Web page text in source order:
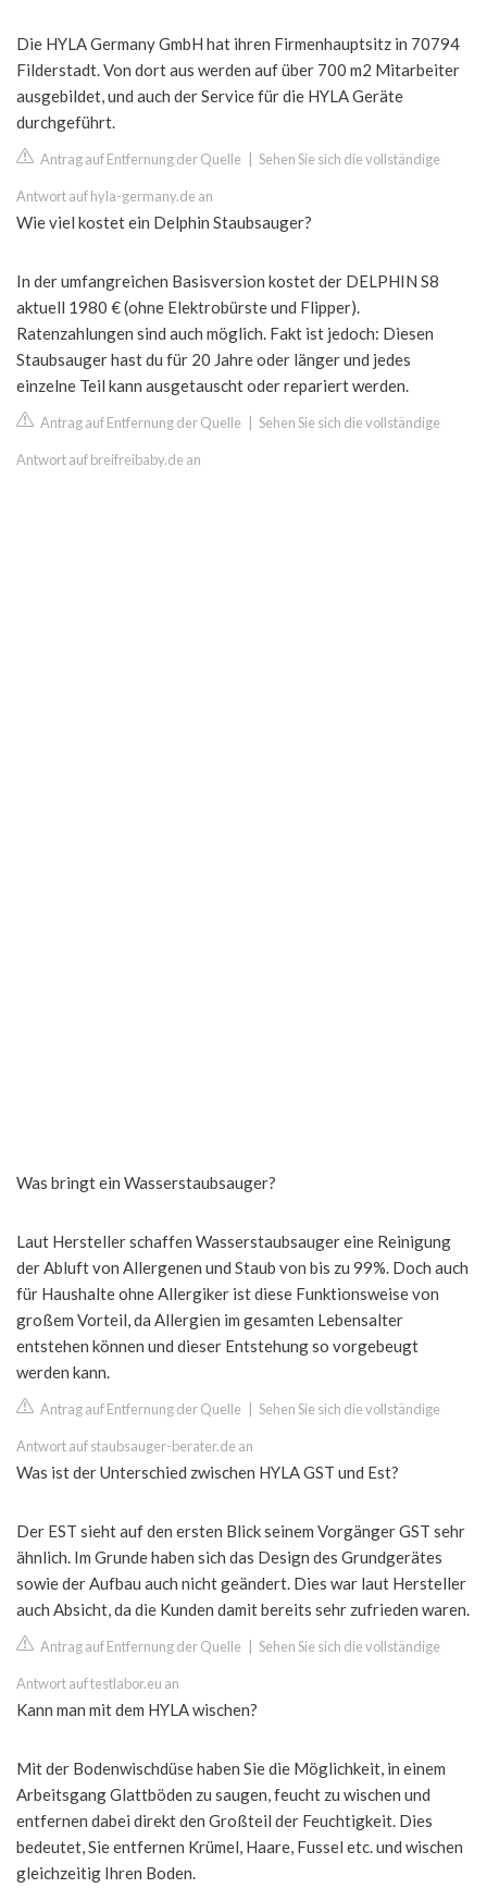
Die HYLA Germany GmbH hat ihren Firmenhauptsitz in 70794
Filderstadt. Von dort aus werden auf über 700 m2 Mitarbeiter
ausgebildet, und auch der Service für die HYLA Geräte
durchgeführt.
Antrag auf Entfernung der Quelle Sehen Sie sich die vollständige
Antwort auf hyla-germany.de an
Wie viel kostet ein Delphin Staubsauger?
In der umfangreichen Basisversion kostet der DELPHIN S8
aktuell 1980 € (ohne Elektrobürste und Flipper).
Ratenzahlungen sind auch möglich. Fakt ist jedoch: Diesen
Staubsauger hast du für 20 Jahre oder länger und jedes
einzelne Teil kann ausgetauscht oder repariert werden.
Antrag auf Entfernung der Quelle Sehen Sie sich die vollständige
Antwort auf breifreibaby.de an
Was bringt ein Wasserstaubsauger?
Laut Hersteller schaffen Wasserstaubsauger eine Reinigung
der Abluft von Allergenen und Staub von bis zu 99%. Doch auch
für Haushalte ohne Allergiker ist diese Funktionsweise von
großem Vorteil, da Allergien im gesamten Lebensalter
entstehen können und dieser Entstehung so vorgebeugt
werden kann.
Antrag auf Entfernung der Quelle Sehen Sie sich die vollständige
Antwort auf staubsauger-berater.de an
Was ist der Unterschied zwischen HYLA GST und Est?
Der EST sieht auf den ersten Blick seinem Vorgänger GST sehr
ähnlich. Im Grunde haben sich das Design des Grundgerätes
sowie der Aufbau auch nicht geändert. Dies war laut Hersteller
auch Absicht, da die Kunden damit bereits sehr zufrieden waren.
Antrag auf Entfernung der Quelle Sehen Sie sich die vollständige
Antwort auf testlabor.eu an
Kann man mit dem HYLA wischen?
Mit der Bodenwischdüse haben Sie die Möglichkeit, in einem
Arbeitsgang Glattböden zu saugen, feucht zu wischen und
entfernen dabei direkt den Großteil der Feuchtigkeit. Dies
bedeutet, Sie entfernen Krümel, Haare, Fussel etc. und wischen
gleichzeitig Ihren Boden.